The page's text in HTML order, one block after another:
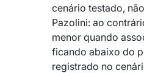
cenário testado,
Pazolini: ao
menor quando
ficando abaixo do
registrado no